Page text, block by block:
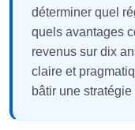
déterminer quel
quels avantages
revenus sur dix
claire et
bâtir une